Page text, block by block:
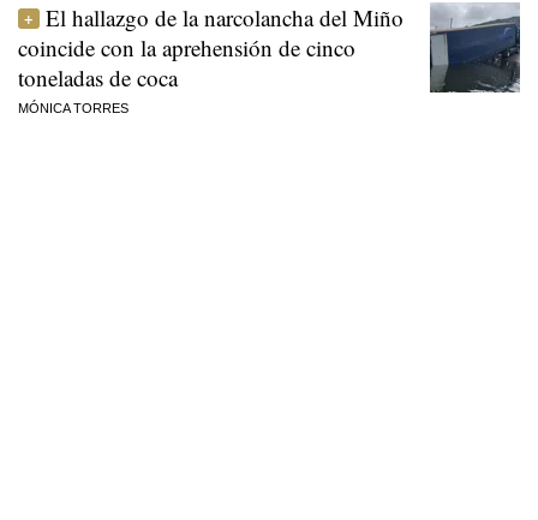
El hallazgo de la narcolancha del Miño
coincide con la aprehensión de cinco
toneladas de coca
MÓNICA TORRES